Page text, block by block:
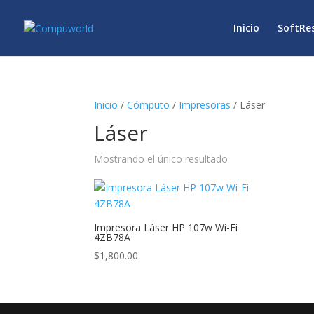
Inicio
Inicio /Cómputo / Impresoras / Láser
Láser
Mostrando el único resultado
Impresora Láser HP 107w Wi-Fi
4ZB78A
$1,800.00